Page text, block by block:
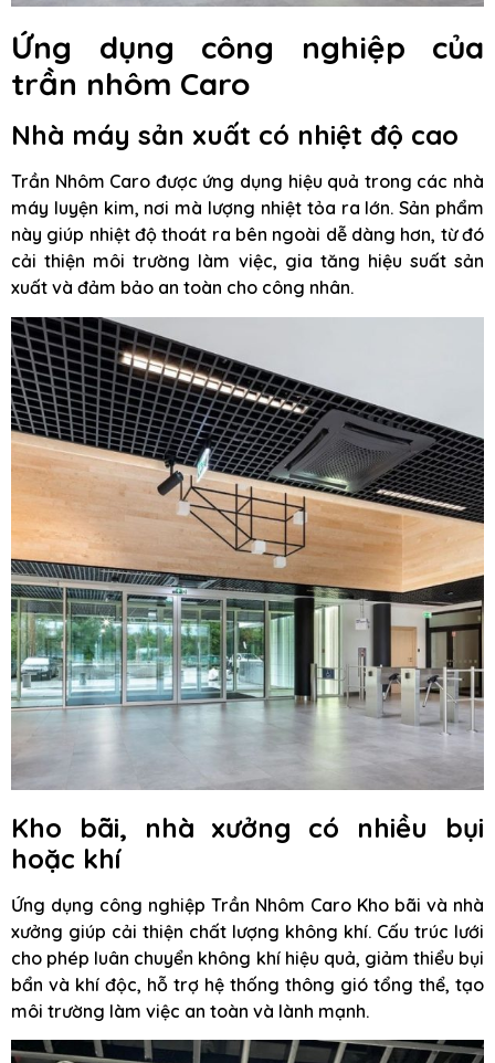
Ứng dụng công nghiệp của
trần nhôm Caro
Nhà máy sản xuất có nhiệt độ cao
Trần Nhôm Caro được ứng dụng hiệu quả trong các nhà
máy luyện kim, nơi mà lượng nhiệt tỏa ra lớn. Sản phẩm
này giúp nhiệt độ thoát ra bên ngoài dễ dàng hơn, từ đó
cải thiện môi trường làm việc, gia tăng hiệu suất sản
xuất và đảm bảo an toàn cho công nhân.
Kho bãi, nhà xưởng có nhiều bụi
hoặc khí
Ứng dụng công nghiệp Trần Nhôm Caro Kho bãi và nhà
xưởng giúp cải thiện chất lượng không khí. Cấu trúc lưới
cho phép luân chuyển không khí hiệu quả, giảm thiểu bụi
bẩn và khí độc, hỗ trợ hệ thống thông gió tổng thể, tạo
môi trường làm việc an toàn và lành mạnh.